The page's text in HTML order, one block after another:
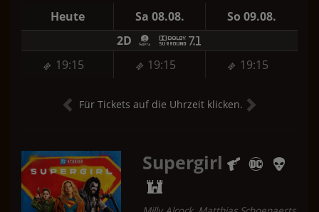
Heute Sa 08.08. So 09.08.
19:15 19:15 19:15
2D
Für Tickets auf die Uhrzeit klicken.
Supergirl